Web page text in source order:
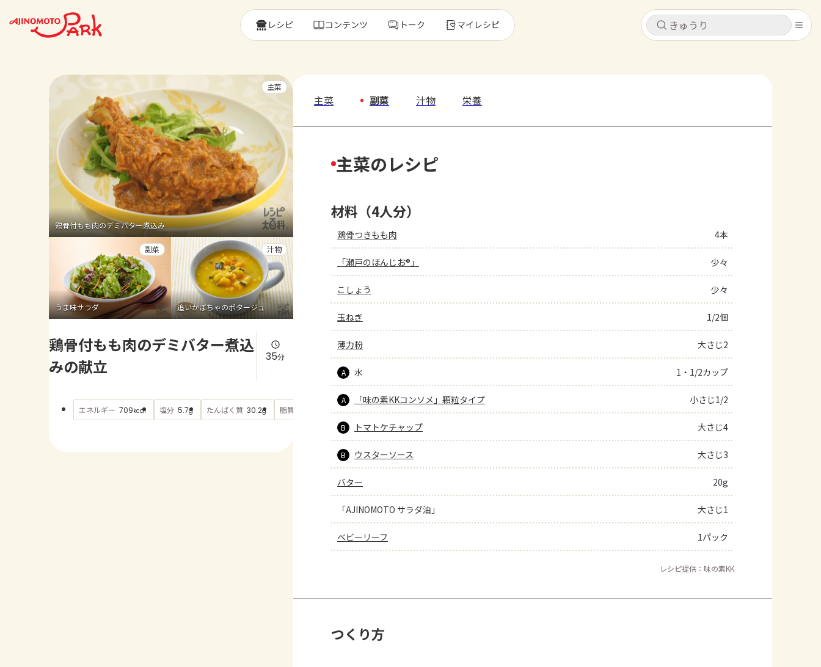
キャンセル
よくあるお問い合わせ
お買い物
キャンセル
レシピ コンテンツ トーク マイレシピ
鶏骨付もも肉のデミバター煮込み
主菜
うま味サラダ
副菜
追いかぼちゃのポタージュ
汁物
鶏骨付もも肉のデミバター煮込
みの献立
35分
エネルギー 709kcal 塩分 5.7g たんぱく質 30.2g 脂質 もっと見る
主菜 副菜 汁物 栄養
主菜のレシピ
材料（4人分）
鶏骨つきもも肉 4本
「瀬戸のほんじお®」 少々
こしょう 少々
玉ねぎ 1/2個
薄力粉 大さじ2
A 水 1・1/2カップ
A 「味の素KKコンソメ」顆粒タイプ 小さじ1/2
B トマトケチャップ 大さじ4
B ウスターソース 大さじ3
バター 20g
「AJINOMOTO サラダ油」 大さじ1
ベビーリーフ 1パック
レシピ提供：味の素KK
つくり方